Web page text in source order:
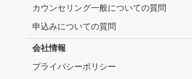
カウンセリング一般についての質問
申込みについての質問
会社情報
プライバシーポリシー